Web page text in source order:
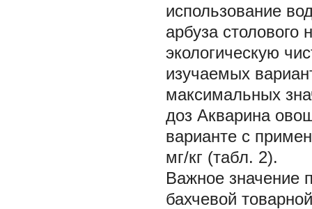
использование
арбуза столового
экологическую
изучаемых
максимальных
доз Акварина
варианте с
мг/кг (табл. 2).
Важное значение
бахчевой